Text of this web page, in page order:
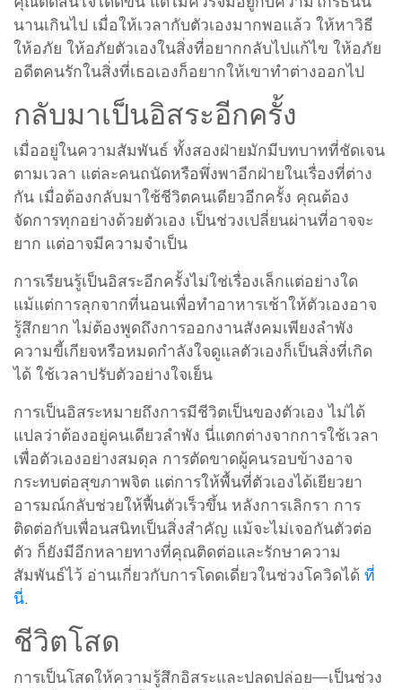
นานเกินไป เมื่อให้เวลากับตัวเองมากพอแล้ว ให้หาวิธี
ให้อภัย ให้อภัยตัวเองในสิ่งที่อยากกลับไปแก้ไข ให้อภัย
อดีตคนรักในสิ่งที่เธอเองก็อยากให้เขาทำต่างออกไป
กลับมาเป็นอิสระอีกครั้ง
เมื่ออยู่ในความสัมพันธ์ ทั้งสองฝ่ายมักมีบทบาทที่ชัดเจน
ตามเวลา แต่ละคนถนัดหรือพึ่งพาอีกฝ่ายในเรื่องที่ต่าง
กัน เมื่อต้องกลับมาใช้ชีวิตคนเดียวอีกครั้ง คุณต้อง
จัดการทุกอย่างด้วยตัวเอง เป็นช่วงเปลี่ยนผ่านที่อาจจะ
ยาก แต่อาจมีความจำเป็น
การเรียนรู้เป็นอิสระอีกครั้งไม่ใช่เรื่องเล็กแต่อย่างใด
แม้แต่การลุกจากที่นอนเพื่อทำอาหารเช้าให้ตัวเองอาจ
รู้สึกยาก ไม่ต้องพูดถึงการออกงานสังคมเพียงลำพัง
ความขี้เกียจหรือหมดกำลังใจดูแลตัวเองก็เป็นสิ่งที่เกิด
ได้ ใช้เวลาปรับตัวอย่างใจเย็น
การเป็นอิสระหมายถึงการมีชีวิตเป็นของตัวเอง ไม่ได้
แปลว่าต้องอยู่คนเดียวลำพัง นี่แตกต่างจากการใช้เวลา
เพื่อตัวเองอย่างสมดุล การตัดขาดผู้คนรอบข้างอาจ
กระทบต่อสุขภาพจิต แต่การให้พื้นที่ตัวเองได้เยียวยา
อารมณ์กลับช่วยให้ฟื้นตัวเร็วขึ้น หลังการเลิกรา การ
ติดต่อกับเพื่อนสนิทเป็นสิ่งสำคัญ แม้จะไม่เจอกันตัวต่อ
ตัว ก็ยังมีอีกหลายทางที่คุณติดต่อและรักษาความ
สัมพันธ์ไว้ อ่านเกี่ยวกับการโดดเดี่ยวในช่วงโควิดได้ ที่
นี่.
ชีวิตโสด
การเป็นโสดให้ความรู้สึกอิสระและปลดปล่อย—เป็นช่วง